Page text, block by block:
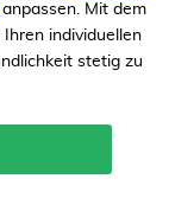
anpassen. Mit dem
Ihren individuellen
stetig zu